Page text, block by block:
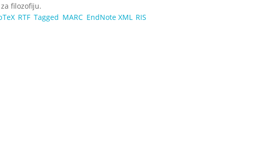
filozofiju.
RTF Tagged MARC EndNote XML RIS